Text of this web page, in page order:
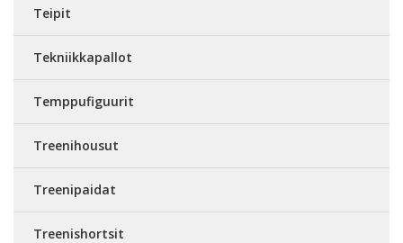
Teipit
Tekniikkapallot
Temppufiguurit
Treenihousut
Treenipaidat
Treenishortsit